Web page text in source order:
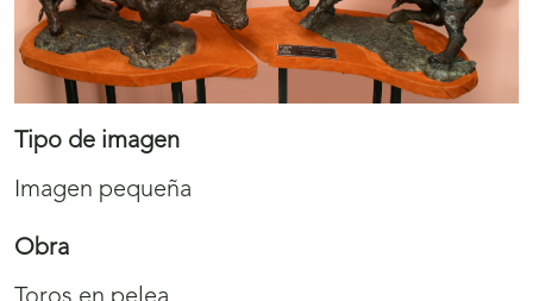
Tipo de imagen
Imagen pequeña
Obra